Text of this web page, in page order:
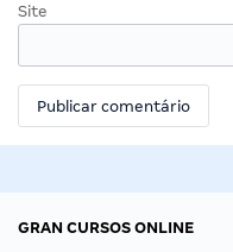
Site
GRAN CURSOS ONLINE